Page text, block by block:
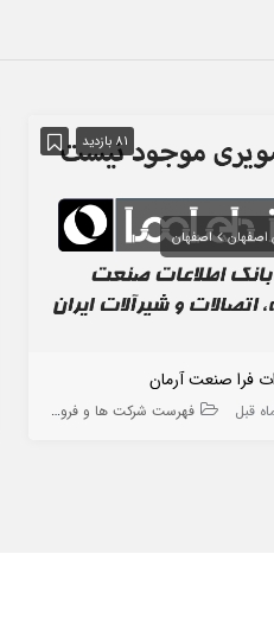
81 بازدید
اصفهان اصفهان
فرا صنعت آرمان
فهرست شرکت ها و فروشگاه ها